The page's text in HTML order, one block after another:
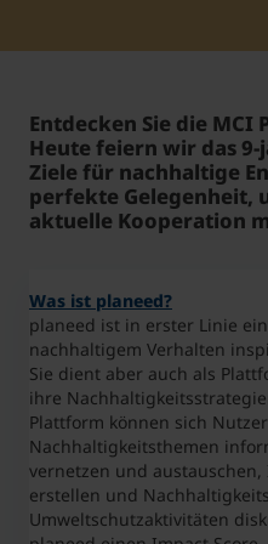
Student Support
Unterkünfte
Internationalization at
Kurse auf Englisch
Entdecken Sie die MCI
Heute feiern wir das
Ziele für nachhaltige
perfekte Gelegenheit,
aktuelle Kooperation
Was ist planeed?
planeed ist in erster Linie
nachhaltigem Verhalten
Sie dient aber auch als
ihre
Plattform können sich
Nachhaltigkeitsthemen
vernetzen und
erstellen und
Umweltschutzaktivitäten